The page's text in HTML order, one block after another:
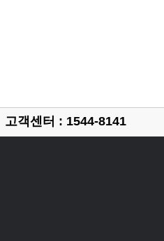
고객센터 : 1544-8141